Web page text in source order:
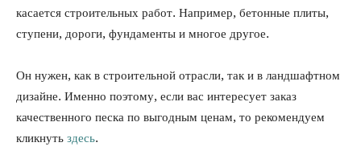
касается строительных работ. Например, бетонные плиты,
ступени, дороги, фундаменты и многое другое.
Он нужен, как в строительной отрасли, так и в ландшафтном
дизайне. Именно поэтому, если вас интересует заказ
качественного песка по выгодным ценам, то рекомендуем
кликнуть здесь.